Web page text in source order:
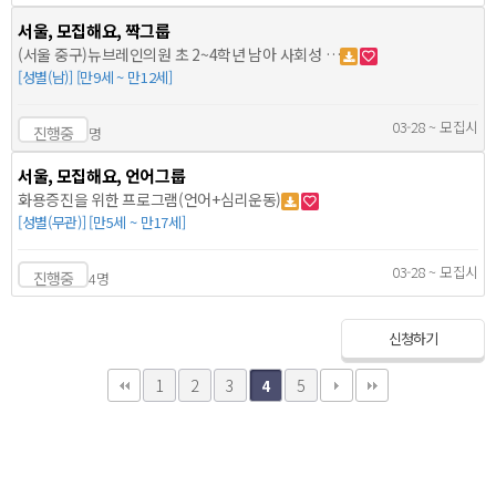
서울, 모집해요, 짝그룹
(서울 중구)뉴브레인의원 초 2~4학년 남아 사회성 …
[성별(남)] [만9세 ~ 만12세]
진행중 명 03-28 ~ 모집시
서울, 모집해요, 언어그룹
화용증진을 위한 프로그램(언어+심리운동)
[성별(무관)] [만5세 ~ 만17세]
진행중 4명 03-28 ~ 모집시
신청하기
1 2 3 4 5